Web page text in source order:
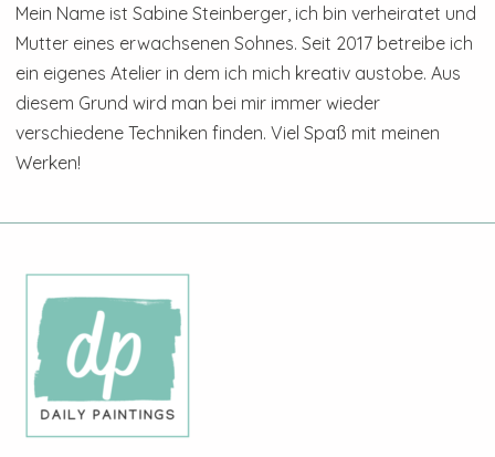
Mein Name ist Sabine Steinberger, ich bin verheiratet und
Mutter eines erwachsenen Sohnes. Seit 2017 betreibe ich
ein eigenes Atelier in dem ich mich kreativ austobe. Aus
diesem Grund wird man bei mir immer wieder
verschiedene Techniken finden. Viel Spaß mit meinen
Werken!